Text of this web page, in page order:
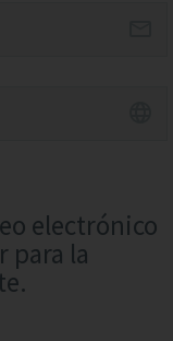
electrónico
para la